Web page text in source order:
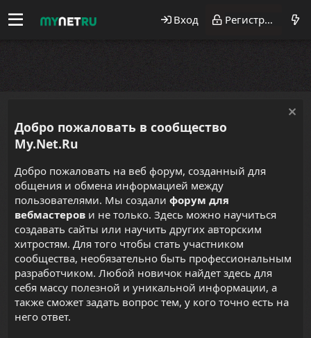
Вход Регистрация
Добро пожаловать в сообщество
My.Net.Ru
Добро пожаловать на веб форум, созданный для
общения и обмена информацией между
пользователями. Мы создали форум для
вебмастеров и не только. Здесь можно научиться
создавать сайты или научить других авторским
хитростям. Для того чтобы стать участником
сообщества, необязательно быть профессиональным
разработчиком. Любой новичок найдет здесь для
себя массу полезной и уникальной информации, а
также сможет задать вопрос тем, у кого точно есть на
него ответ.